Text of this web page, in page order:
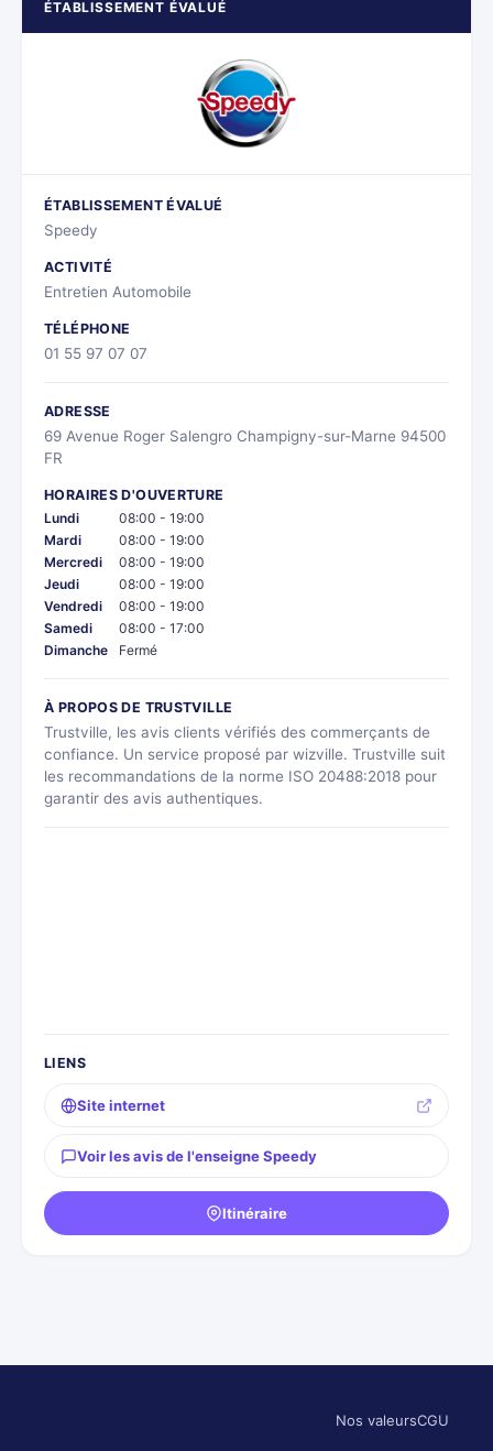
ÉTABLISSEMENT ÉVALUÉ
ÉTABLISSEMENT ÉVALUÉ
Speedy
ACTIVITÉ
Entretien Automobile
TÉLÉPHONE
01 55 97 07 07
ADRESSE
69 Avenue Roger Salengro Champigny-sur-Marne 94500
FR
HORAIRES D'OUVERTURE
Lundi
08:00 - 19:00
Mardi
08:00 - 19:00
Mercredi
08:00 - 19:00
Jeudi
08:00 - 19:00
Vendredi
08:00 - 19:00
Samedi
08:00 - 17:00
Dimanche
Fermé
À PROPOS DE TRUSTVILLE
Trustville, les avis clients vérifiés des commerçants de
confiance. Un service proposé par wizville. Trustville suit
les recommandations de la norme ISO 20488:2018 pour
garantir des avis authentiques.
LIENS
Site internet
Voir les avis de l'enseigne Speedy
Itinéraire
Nos valeursCGU